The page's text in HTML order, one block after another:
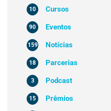
Cursos
10
Eventos
90
Notícias
159
Parcerias
18
Podcast
3
Prêmios
15